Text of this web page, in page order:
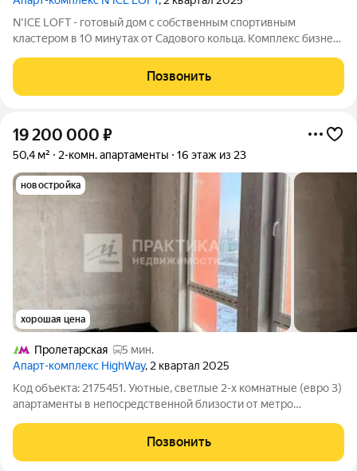
N'ICE LOFT - готовый дом с собственным спортивным
кластером в 10 минутах от Садового кольца. Комплекс бизнес-
компания КОЛДИ, представляет собой знаковое жилое
пространство, на территории которого
Позвонить
19 200 000 ₽
50,4 м² 2-комн. апартаменты 16 этаж из 23
новостройка
хорошая цена
Пролетарская
5 мин.
Апарт-комплекс HighWay, 2 квартал 2025
Код объекта: 2175451. Уютные, светлые 2-х комнатные (евро 3)
апартаменты в непосредственной близости от метро
жизни, работы, развлечений и занятий спортом в одной
локации. Отличный вариант кaк для
Позвонить